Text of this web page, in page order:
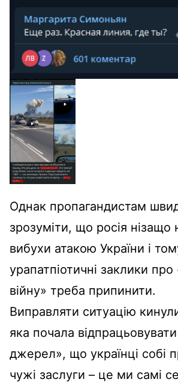
Однак пропагандистам
зрозуміти, що росія нізащо
вибухи атакою України і
урапатпіотичні заклики
війну» треба припинити.
Виправляти ситуацію
яка почала
джерел», що українці собі
чужі заслуги – це ми самі